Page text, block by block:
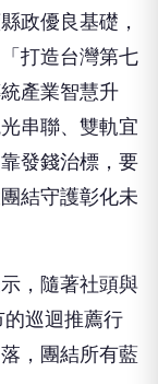
政優良基礎，
打造台灣第七
產業智慧升
串聯、雙軌宜
發錢治標，要
結守護彰化未
，隨著社頭與
巡迴推薦行
，團結所有藍